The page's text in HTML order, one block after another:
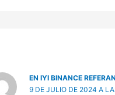
EN IYI BINANCE
9 DE JULIO DE 2024 A